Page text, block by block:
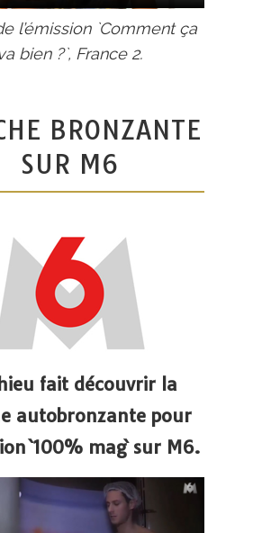
l’émission `Comment ça
bien ?`, France 2.
BRONZANTE
SUR M6
fait découvrir la
autobronzante pour
`100% mag` sur M6.